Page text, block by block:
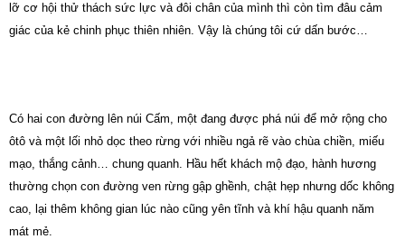
lỡ cơ hội thử thách sức lực và đôi chân của mình thì còn tìm đâu cảm
giác của kẻ chinh phục thiên nhiên. Vậy là chúng tôi cứ dấn bước…
Có hai con đường lên núi Cấm, một đang được phá núi để mở rộng cho
ôtô và một lối nhỏ dọc theo rừng với nhiều ngả rẽ vào chùa chiền, miếu
mạo, thắng cảnh… chung quanh. Hầu hết khách mộ đạo, hành hương
thường chọn con đường ven rừng gập ghềnh, chật hẹp nhưng dốc không
cao, lại thêm không gian lúc nào cũng yên tĩnh và khí hậu quanh năm
mát mẻ.